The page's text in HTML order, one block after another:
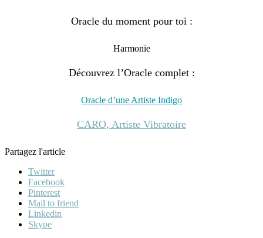
Oracle du moment pour toi :
Harmonie
Découvrez l’Oracle complet :
Oracle d’une Artiste Indigo
CARO, Artiste Vibratoire
Partagez l'article
Twitter
Facebook
Pinterest
Mail to friend
Linkedin
Skype